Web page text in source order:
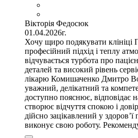
Вікторія Федосюк
01.04.2026г.
Хочу щиро подякувати клініці
професійний підхід і теплу
відчувається турбота про
деталей та високий рівень
лікарю Комишаченко Дмитро
уважний, делікатний та
доступно пояснює, відповідає
створює відчуття спокою і
дійсно зацікавлений у
виконує свою роботу.